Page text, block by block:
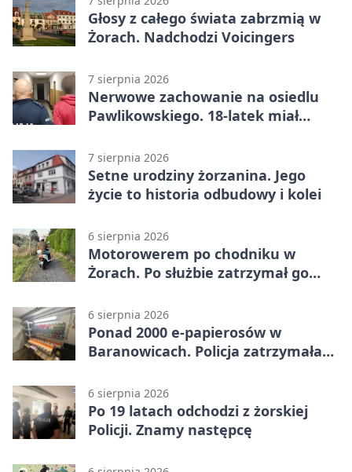
Głosy z całego świata zabrzmią w
Żorach. Nadchodzi Voicingers
7 sierpnia 2026
Nerwowe zachowanie na osiedlu
Pawlikowskiego. 18-latek miał
7 sierpnia 2026
Setne urodziny żorzanina. Jego
życie to historia odbudowy i kolei
6 sierpnia 2026
Motorowerem po chodniku w
Żorach. Po służbie zatrzymał go
6 sierpnia 2026
Ponad 2000 e-papierosów w
Baranowicach. Policja zatrzymała
6 sierpnia 2026
Po 19 latach odchodzi z żorskiej
Policji. Znamy następcę